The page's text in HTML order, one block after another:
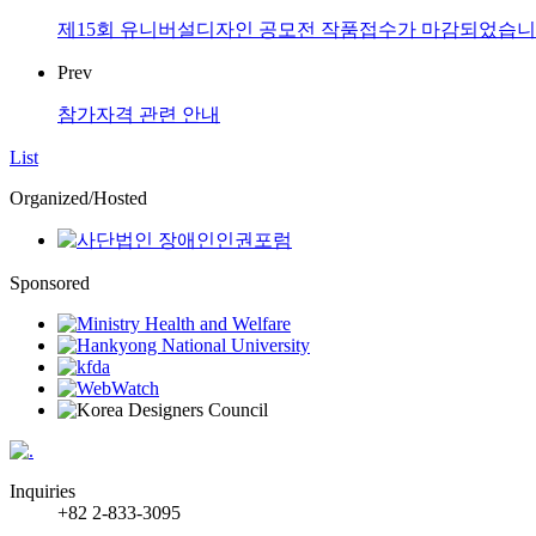
제15회 유니버설디자인 공모전 작품접수가 마감되었습
Prev
참가자격 관련 안내
List
Organized/Hosted
Sponsored
Inquiries
+82 2-833-3095